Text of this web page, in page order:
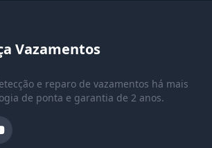
Vazamentos
e reparo de vazamentos há mais
de ponta e garantia de 2 anos.